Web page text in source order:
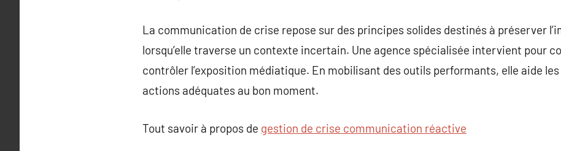
La communication de crise repose sur des principes solides destinés à préserver
lorsqu’elle traverse un contexte incertain. Une agence spécialisée intervient pour
contrôler l’exposition médiatique. En mobilisant des outils performants, elle aide
actions adéquates au bon moment.
Tout savoir à propos de gestion de crise communication réactive